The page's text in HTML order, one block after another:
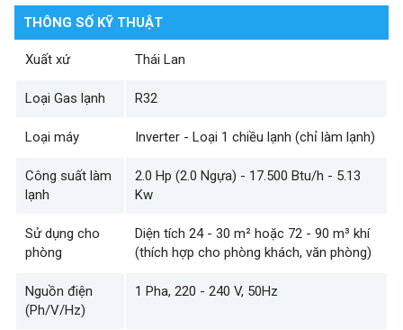
THÔNG SỐ KỸ THUẬT
Xuất xứ Thái Lan
Loại Gas lạnh R32
Loại máy Inverter - Loại 1 chiều lạnh (chỉ làm lạnh)
Công suất làm
lạnh
2.0 Hp (2.0 Ngựa) - 17.500 Btu/h - 5.13
Kw
Sử dụng cho
phòng
Diện tích 24 - 30 m² hoặc 72 - 90 m³ khí
(thích hợp cho phòng khách, văn phòng)
Nguồn điện
(Ph/V/Hz)
1 Pha, 220 - 240 V, 50Hz